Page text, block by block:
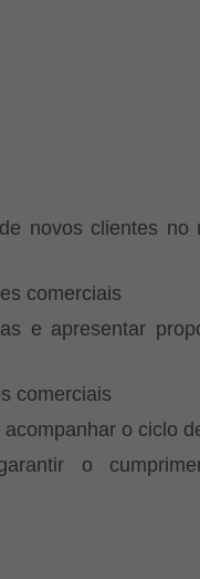
novos clientes no
comerciais
e apresentar
comerciais
o ciclo
o